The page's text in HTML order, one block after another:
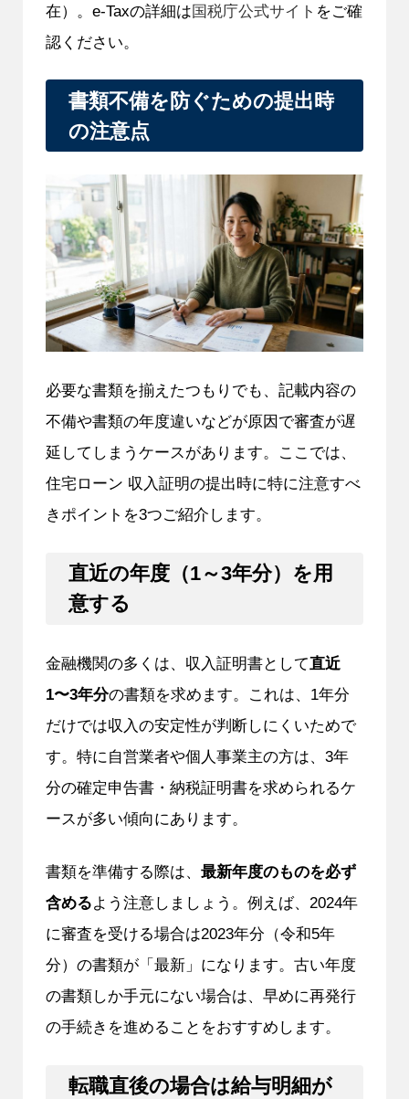
在）。e-Taxの詳細は国税庁公式サイト をご確
認ください。
書類不備を防ぐための提出時
の注意点
必要な書類を揃えたつもりでも、記載内容の
不備や書類の年度違いなどが原因で審査が遅
延してしまうケースがあります。ここでは、
住宅ローン 収入証明の提出時に特に注意すべ
きポイントを3つご紹介します。
直近の年度（1～3年分）を用
意する
金融機関の多くは、収入証明書として直近
1〜3年分の書類を求めます。これは、1年分
だけでは収入の安定性が判断しにくいためで
す。特に自営業者や個人事業主の方は、3年
分の確定申告書・納税証明書を求められるケ
ースが多い傾向にあります。
書類を準備する際は、 最新年度のものを必ず
含めるよう注意しましょう。例えば、2024年
に審査を受ける場合は2023年分（令和5年
分）の書類が「最新」になります。古い年度
の書類しか手元にない場合は、早めに再発行
の手続きを進めることをおすすめします。
転職直後の場合は給与明細が